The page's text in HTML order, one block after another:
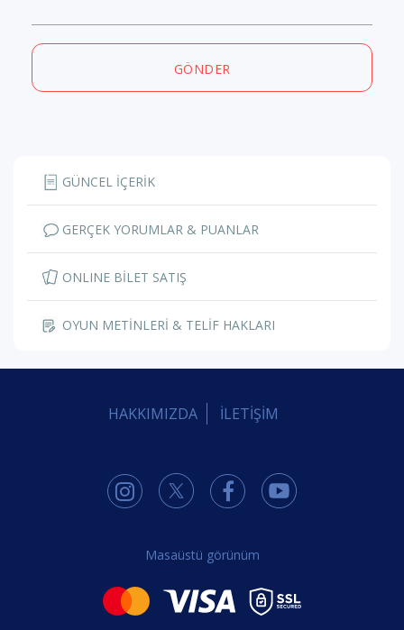
GÖNDER
GÜNCEL İÇERİK
GERÇEK YORUMLAR & PUANLAR
ONLINE BİLET SATIŞ
OYUN METİNLERİ & TELİF HAKLARI
HAKKIMIZDA İLETİŞİM
Masaüstü görünüm